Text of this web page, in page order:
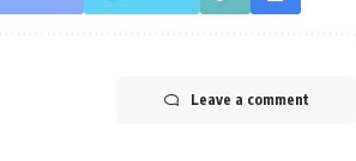
Leave a comment